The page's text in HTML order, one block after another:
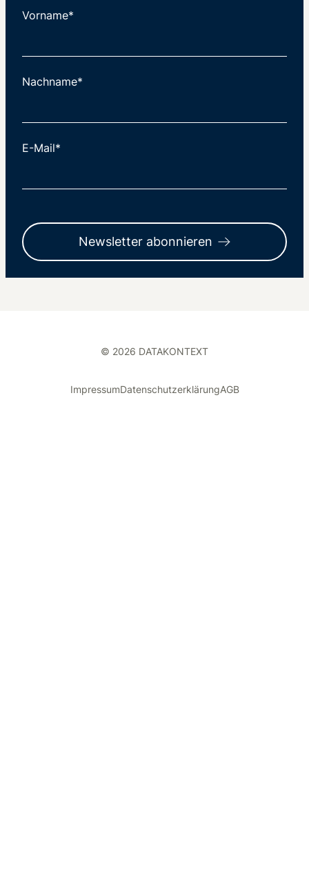
Vorname*
Nachname*
E-Mail*
Newsletter abonnieren
© 2026 DATAKONTEXT
ImpressumDatenschutzerklärungAGB